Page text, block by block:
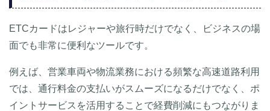
ETCカードはレジャーや旅行時だけでなく、ビジネスの場
面でも非常に便利なツールです。
例えば、営業車両や物流業務における頻繁な高速道路利用
では、通行料金の支払いがスムーズになるだけでなく、ポ
イントサービスを活用することで経費削減にもつながりま